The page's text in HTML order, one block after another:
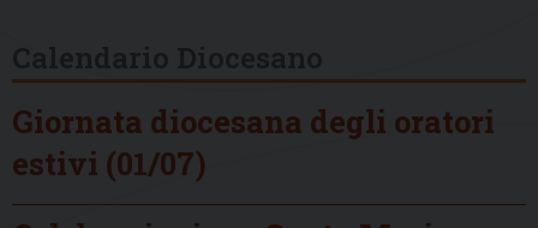
Giornata diocesana degli oratori
estivi (01/07)